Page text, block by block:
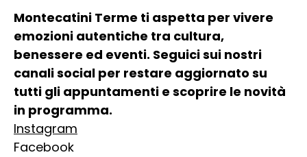
Montecatini Terme ti aspetta per vivere
emozioni autentiche tra cultura,
benessere ed eventi. Seguici sui nostri
canali social per restare aggiornato su
tutti gli appuntamenti e scoprire le novità
in programma.
Instagram
Facebook